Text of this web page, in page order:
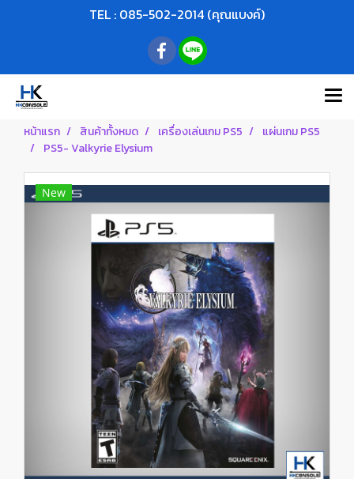
TEL : 085-502-2014 (คุณแบงค์)
หน้าแรก สินค้าทั้งหมด เครื่องเล่นเกม PS5
แผ่นเกม PS5
PS5- Valkyrie Elysium
New